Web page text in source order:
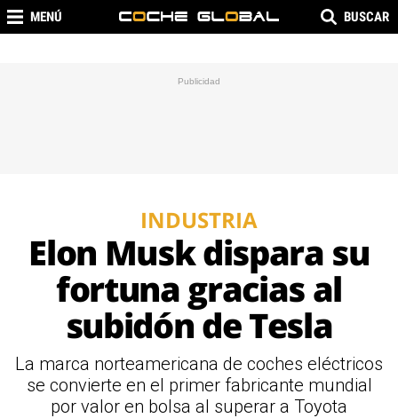
MENÚ BUSCAR
INDUSTRIA
Elon Musk dispara su
fortuna gracias al
subidón de Tesla
La marca norteamericana de coches eléctricos
se convierte en el primer fabricante mundial
por valor en bolsa al superar a Toyota